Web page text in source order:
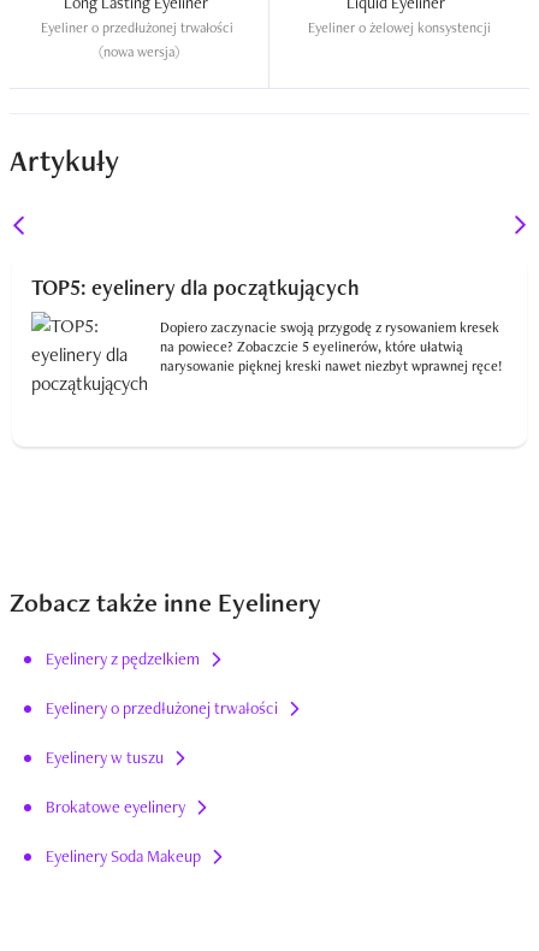
Eyeliner o przedłużonej trwałości
(nowa wersja)
Eyeliner o żelowej konsystencji
Artykuły
TOP5: eyelinery dla początkujących
Dopiero zaczynacie swoją przygodę z rysowaniem kresek
na powiece? Zobaczcie 5 eyelinerów, które ułatwią
narysowanie pięknej kreski nawet niezbyt wprawnej ręce!
Zobacz także inne Eyelinery
Eyelinery z pędzelkiem
Eyelinery o przedłużonej trwałości
Eyelinery w tuszu
Brokatowe eyelinery
Eyelinery Soda Makeup